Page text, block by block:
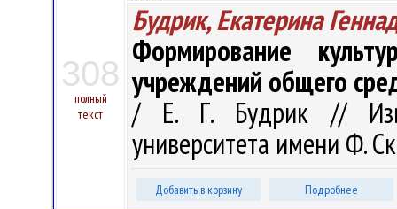
308
полный
текст
Будрик, Екатерина
Формирование
учреждений общего
/ Е. Г. Будрик //
университета имени Ф.
Добавить в корзину Подробнее